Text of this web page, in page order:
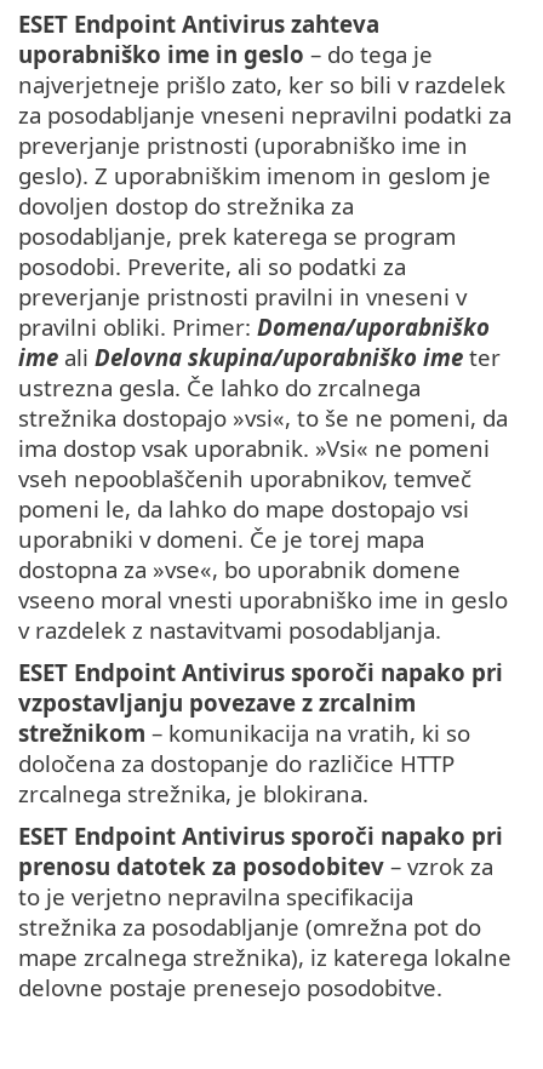
ESET Endpoint Antivirus zahteva
uporabniško ime in geslo – do tega je
najverjetneje prišlo zato, ker so bili v razdelek
za posodabljanje vneseni nepravilni podatki za
preverjanje pristnosti (uporabniško ime in
geslo). Z uporabniškim imenom in geslom je
dovoljen dostop do strežnika za
posodabljanje, prek katerega se program
posodobi. Preverite, ali so podatki za
preverjanje pristnosti pravilni in vneseni v
pravilni obliki. Primer: Domena/uporabniško
ime ali Delovna skupina/uporabniško ime ter
ustrezna gesla. Če lahko do zrcalnega
strežnika dostopajo »vsi«, to še ne pomeni, da
ima dostop vsak uporabnik. »Vsi« ne pomeni
vseh nepooblaščenih uporabnikov, temveč
pomeni le, da lahko do mape dostopajo vsi
uporabniki v domeni. Če je torej mapa
dostopna za »vse«, bo uporabnik domene
vseeno moral vnesti uporabniško ime in geslo
v razdelek z nastavitvami posodabljanja.
ESET Endpoint Antivirus sporoči napako pri
vzpostavljanju povezave z zrcalnim
strežnikom – komunikacija na vratih, ki so
določena za dostopanje do različice HTTP
zrcalnega strežnika, je blokirana.
ESET Endpoint Antivirus sporoči napako pri
prenosu datotek za posodobitev – vzrok za
to je verjetno nepravilna specifikacija
strežnika za posodabljanje (omrežna pot do
mape zrcalnega strežnika), iz katerega lokalne
delovne postaje prenesejo posodobitve.